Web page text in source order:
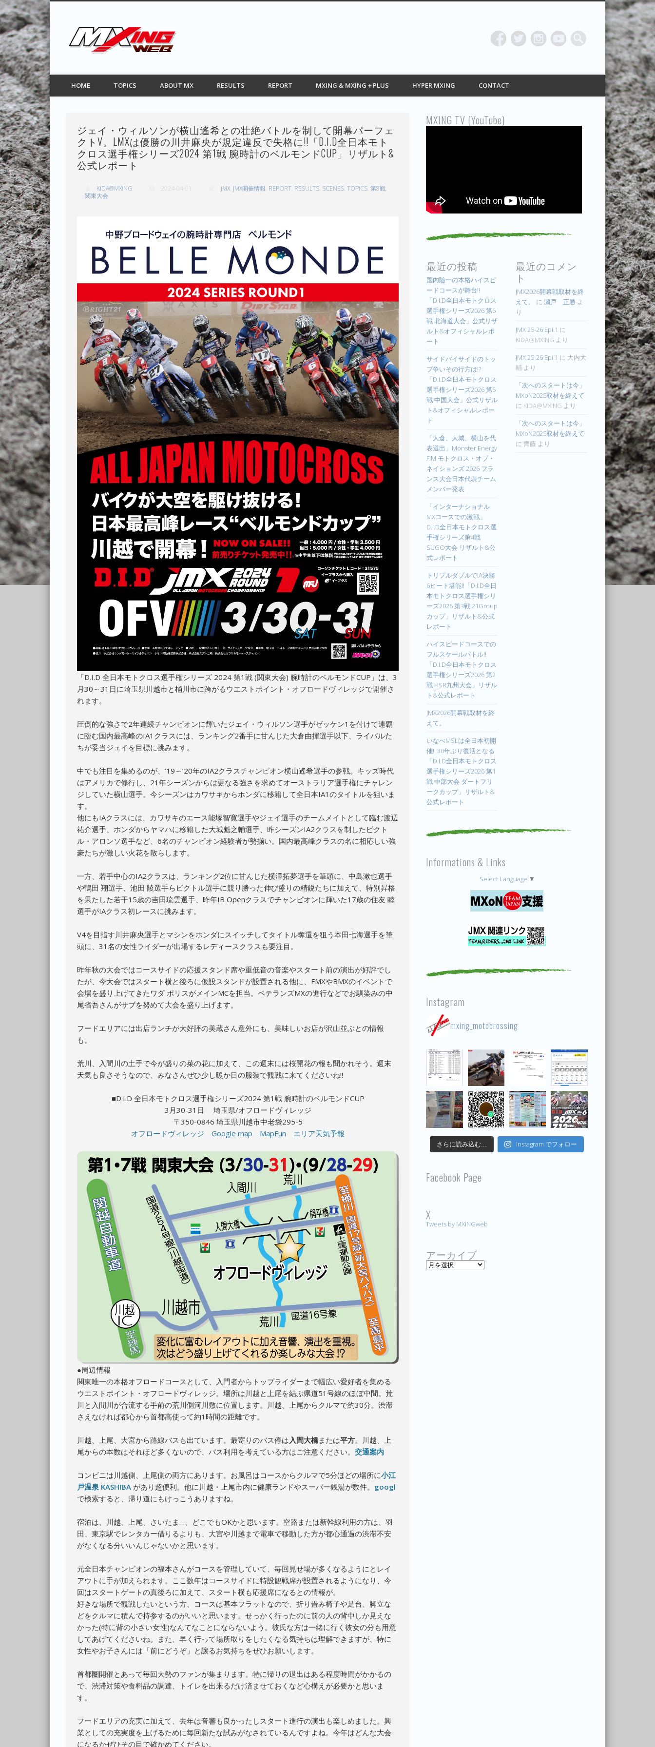
MXING web モトクロス情報 MOTOCROSSING
モトクロス情報サイト
FacebookTwitterPinterest Vimeo
HOME TOPICS ABOUT MX RESULTS REPORT MXING & MXING＋PLUS HYPER MXING CONTACT
ジェイ・ウィルソンが横山遙希との壮絶バトルを制して開幕パーフェ
クトV。LMXは優勝の川井麻央が規定違反で失格に!!「D.I.D全日本モト
クロス選手権シリーズ2024 第1戦 腕時計のベルモンドCUP」リザルト&
公式レポート
KIDA@MXING 2024-04-01 JMX, JMX開催情報, REPORT, RESULTS, SCENES,TOPICS,第8戦,
関東大会
「D.I.D 全日本モトクロス選手権シリーズ 2024 第1戦 (関東大会) 腕時計のベルモンドCUP」は、3
月30～31日に埼玉県川越市と桶川市に跨がるウエストポイント・オフロードヴィレッジで開催さ
れます。
圧倒的な強さで2年連続チャンピオンに輝いたジェイ・ウィルソン選手がゼッケン1を付けて連覇
に臨む国内最高峰のIA1クラスには、ランキング2番手に甘んじた大倉由揮選手以下、ライバルた
ちが妥当ジェイを目標に挑みます。
中でも注目を集めるのが、’19～’20年のIA2クラスチャンピオン横山遙希選手の参戦。キッズ時代
はアメリカで修行し、21年シーズンからは更なる強さを求めてオーストラリア選手権にチャレン
ジしていた横山選手。今シーズンはカワサキからホンダに移籍して全日本IA1のタイトルを狙いま
す。
他にもIAクラスには、カワサキのエース能塚智寛選手やジェイ選手のチームメイトとして臨む渡辺
祐介選手、ホンダからヤマハに移籍した大城魁之輔選手、昨シーズンIA2クラスを制したビクト
ル・アロンソ選手など、6名のチャンピオン経験者が勢揃い。国内最高峰クラスの名に相応しい強
豪たちが激しい火花を散らします。
一方、若手中心のIA2クラスは、ランキング2位に甘んじた横澤拓夢選手を筆頭に、中島漱也選手
や鴨田 翔選手、池田 陵選手らビクトル選手に競り勝った伸び盛りの精鋭たちに加えて、特別昇格
を果たした若干15歳の吉⽥琉雲選手、昨年IB Openクラスでチャンピオンに輝いた17歳の住友 睦
選手がIAクラス初レースに挑みます。
V4を目指す川井麻央選手とマシンをホンダにスイッチしてタイトル奪還を狙う本田七海選手を筆
頭に、31名の女性ライダーが出場するレディースクラスも要注目。
昨年秋の大会ではコースサイドの応援スタンド席や重低音の音楽やスタート前の演出が好評でし
たが、今大会ではスタート横と後ろに仮設スタンドが設置される他に、FMXやBMXのイベントで
会場を盛り上げてきたワダ ポリスがメインMCを担当。ベテランズMXの進行などでお馴染みの中
尾省吾さんがサブを努めて大会を盛り上げます。
フードエリアには出店ランチが大好評の美蔵さん意外にも、美味しいお店が沢山並ぶとの情報
も。
荒川、入間川の土手で今が盛りの菜の花に加えて、この週末には桜開花の報も聞かれそう。週末
天気も良さそうなので、みなさんぜひ少し暖か目の服装で観戦に来てくださいね!!
■D.I.D 全日本モトクロス選手権シリーズ2024 第1戦 腕時計のベルモンドCUP
3月30-31日 埼玉県/オフロードヴィレッジ
〒350-0846 埼玉県川越市中老袋295-5
オフロードヴィレッジ
Google map MapFun エリア天気予報
●周辺情報
関東唯一の本格オフロードコースとして、入門者からトップライダーまで幅広い愛好者を集める
ウエストポイント・オフロードヴィレッジ。場所は川越と上尾を結ぶ県道51号線のほぼ中間。荒
川と入間川が合流する手前の荒川側河川敷に位置します。川越、上尾からクルマで約30分。渋滞
さえなければ都心から首都高使って約1時間の距離です。
川越、上尾、大宮から路線バスも出ています。最寄りのバス停は 入間大橋または平方。川越、上
尾からの本数はそれほど多くないので、バス利用を考えている方はご注意ください。交通案内
コンビニは川越側、上尾側の両方にあります。お風呂はコースからクルマで5分ほどの場所に小江
戸温泉 KASHIBA があり超便利。他に川越・上尾市内に健康ランドやスーパー銭湯が数件。 googl
で検索すると、帰り道にもけっこうありますね。
宿泊は、川越、上尾、さいたま…、どこでもOKかと思います。空路または新幹線利用の方は、羽
田、東京駅でレンタカー借りるよりも、大宮や川越まで電車で移動した方が都心通過の渋滞不安
がなくなる分いいんじゃないかと思います。
元全日本チャンピオンの福本さんがコースを管理していて、毎回見せ場が多くなるようにとレイ
アウトに手が加えられます。ここ数年はコースサイドに特設観戦席が設置されるようになり、今
回はスタートゲートの真後ろに加えて、スタート横も応援席になるとの情報が。
好きな場所で観戦したいという方、コースは基本フラットなので、折り畳み椅子や足台、脚立な
どをクルマに積んで持参するのがいいと思います。せっかく行ったのに前の人の背中しか見えな
かった(特に背の小さい女性)なんてなことにならないよう。彼氏な方は一緒に行く彼女の分も用意
してあげてくださいね。また、早く行って場所取りをしたくなる気持ちは理解できますが、特に
女性やお子さんには「前にどうぞ」と譲るお気持ちをぜひお願いします。
首都圏開催とあって毎回大勢のファンが集まります。特に帰りの退出はある程度時間がかかるの
で、渋滞対策や食料品の調達、トイレを出来るだけ済ませておくなど心構えが必要かと思いま
す。
フードエリアの充実に加えて、去年は音響も良かったしスタート進行の演出も楽しめました。興
業としての充実度を上げるために毎回新たな試みがなされているんですよね。今年はどんな大会
になるかぜひその目で確かめてください。
MXING TV (YouTube)
最近の投稿
国内随一の本格ハイスピ
ードコースが舞台!!
「D.I.D全日本モトクロス
選手権シリーズ2026 第6
戦 北海道大会」公式リザ
ルト&オフィシャルレポ
ート
サイドバイサイドのトッ
プ争いその行方は!?
「D.I.D全日本モトクロス
選手権シリーズ2026 第5
戦 中国大会」公式リザル
ト&オフィシャルレポー
ト
「大倉、大城、横山を代
表選出」Monster Energy
FIM モトクロス・オブ・
ネイションズ 2026 フラ
ンス大会日本代表チーム
メンバー発表
「インターナショナル
MXコースでの激戦」
D.I.D全日本モトクロス選
手権シリーズ第4戦
SUGO大会 リザルト&公
式レポート
トリプルダブルでIA決勝
6ヒート堪能!!「D.I.D全日
本モトクロス選手権シリ
ーズ2026 第3戦 21Group
カップ」リザルト&公式
レポート
ハイスピードコースでの
フルスケールバトル!!
「D.I.D全日本モトクロス
選手権シリーズ2026 第2
戦 HSR九州大会」リザル
ト&公式レポート
JMX2026開幕戦取材を終
えて。
いなべMSLは全日本初開
催!! 30年ぶり復活となる
「D.I.D全日本モトクロス
選手権シリーズ2026 第1
戦 中部大会 ダートフリ
ークカップ」リザルト&
公式レポート
最近のコメン
ト
JMX2026開幕戦取材を終
えて。
に 瀬戸 正勝 よ
り
JMX 25-26 Epi.1 に
KIDA@MXING より
JMX 25-26 Epi.1 に 大内大
輔 より
「次へのスタートは今」
MXoN2025取材を終えて
に KIDA@MXING より
「次へのスタートは今」
MXoN2025取材を終えて
に 齊藤 より
Informations & Links
Select Language ▼
Instagram
mxing_motocrossing
さらに読み込む... Instagram でフォロー
Facebook Page
X
Tweets by MXINGweb
アーカイブ
ア
ー